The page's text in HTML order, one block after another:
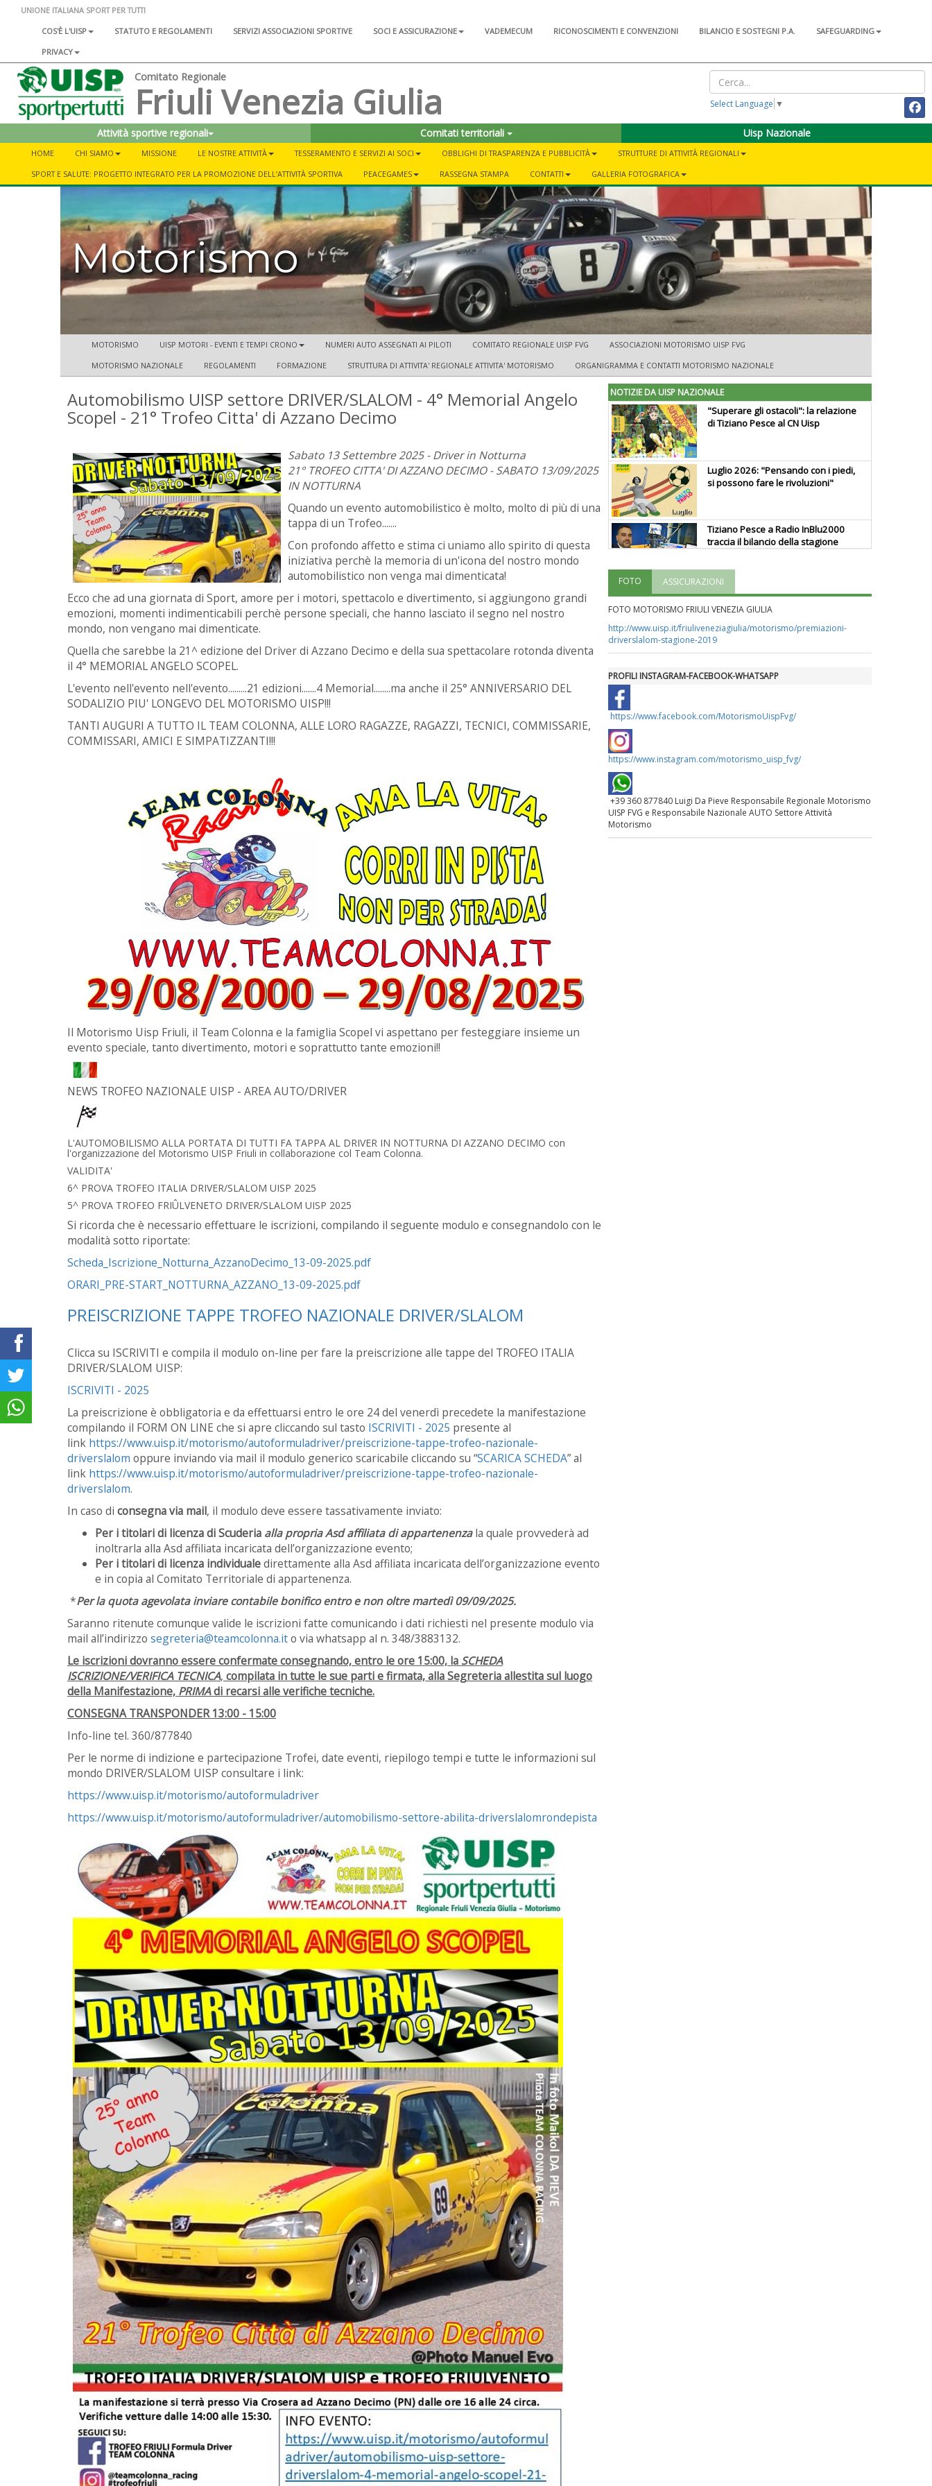
UNIONE ITALIANA SPORT PER TUTTI
COS'È L'UISP
STATUTO E REGOLAMENTI SERVIZI ASSOCIAZIONI SPORTIVE SOCI E ASSICURAZIONE VADEMECUM RICONOSCIMENTI E CONVENZIONI BILANCIO E SOSTEGNI P.A.
SAFEGUARDING
PRIVACY
Comitato Regionale
Friuli Venezia Giulia Select Language ▼
Attività sportive regionali Comitati territoriali Uisp Nazionale
HOME CHI SIAMO MISSIONE LE NOSTRE ATTIVITÀ TESSERAMENTO E SERVIZI AI SOCI OBBLIGHI DI TRASPARENZA E PUBBLICITÀ
STRUTTURE DI ATTIVITÀ REGIONALI
SPORT E SALUTE: PROGETTO INTEGRATO PER LA PROMOZIONE DELL’ATTIVITÀ SPORTIVA
PEACEGAMES RASSEGNA STAMPA CONTATTI GALLERIA FOTOGRAFICA
Motorismo
MOTORISMO UISP MOTORI - EVENTI E TEMPI CRONO NUMERI AUTO ASSEGNATI AI PILOTI COMITATO REGIONALE UISP FVG
ASSOCIAZIONI MOTORISMO UISP FVG
MOTORISMO NAZIONALE
REGOLAMENTI FORMAZIONE STRUTTURA DI ATTIVITA' REGIONALE ATTIVITA' MOTORISMO ORGANIGRAMMA E CONTATTI MOTORISMO NAZIONALE
Automobilismo UISP settore DRIVER/SLALOM - 4° Memorial Angelo
Scopel - 21° Trofeo Citta' di Azzano Decimo
Sabato 13 Settembre 2025 - Driver in Notturna
21° TROFEO CITTA' DI AZZANO DECIMO - SABATO 13/09/2025
IN NOTTURNA
Quando un evento automobilistico è molto, molto di più di una
tappa di un Trofeo.......
Con profondo affetto e stima ci uniamo allo spirito di questa
iniziativa perchè la memoria di un'icona del nostro mondo
automobilistico non venga mai dimenticata!
Ecco che ad una giornata di Sport, amore per i motori, spettacolo e divertimento, si aggiungono grandi
emozioni, momenti indimenticabili perchè persone speciali, che hanno lasciato il segno nel nostro
mondo, non vengano mai dimenticate.
Quella che sarebbe la 21^ edizione del Driver di Azzano Decimo e della sua spettacolare rotonda diventa
il 4° MEMORIAL ANGELO SCOPEL.
L'evento nell'evento nell'evento.........21 edizioni.......4 Memorial........ma anche il 25° ANNIVERSARIO DEL
SODALIZIO PIU' LONGEVO DEL MOTORISMO UISP!!!
TANTI AUGURI A TUTTO IL TEAM COLONNA, ALLE LORO RAGAZZE, RAGAZZI, TECNICI, COMMISSARIE,
COMMISSARI, AMICI E SIMPATIZZANTI!!!
Il Motorismo Uisp Friuli, il Team Colonna e la famiglia Scopel vi aspettano per festeggiare insieme un
evento speciale, tanto divertimento, motori e soprattutto tante emozioni!!
NEWS TROFEO NAZIONALE UISP - AREA AUTO/DRIVER
L'AUTOMOBILISMO ALLA PORTATA DI TUTTI FA TAPPA AL DRIVER IN NOTTURNA DI AZZANO DECIMO con
l'organizzazione del Motorismo UISP Friuli in collaborazione col Team Colonna.
VALIDITA'
6^ PROVA TROFEO ITALIA DRIVER/SLALOM UISP 2025
5^ PROVA TROFEO FRIÛLVENETO DRIVER/SLALOM UISP 2025
Si ricorda che è necessario effettuare le iscrizioni, compilando il seguente modulo e consegnandolo con le
modalità sotto riportate:
Scheda_Iscrizione_Notturna_AzzanoDecimo_13-09-2025.pdf
ORARI_PRE-START_NOTTURNA_AZZANO_13-09-2025.pdf
PREISCRIZIONE TAPPE TROFEO NAZIONALE DRIVER/SLALOM
Clicca su ISCRIVITI e compila il modulo on-line per fare la preiscrizione alle tappe del TROFEO ITALIA
DRIVER/SLALOM UISP:
ISCRIVITI - 2025
La preiscrizione è obbligatoria e da effettuarsi entro le ore 24 del venerdì precedete la manifestazione
compilando il FORM ON LINE che si apre cliccando sul tasto ISCRIVITI - 2025 presente al
link https://www.uisp.it/motorismo/autoformuladriver/preiscrizione-tappe-trofeo-nazionale-
driverslalom oppure inviando via mail il modulo generico scaricabile cliccando su “SCARICA SCHEDA” al
link https://www.uisp.it/motorismo/autoformuladriver/preiscrizione-tappe-trofeo-nazionale-
driverslalom.
In caso di consegna via mail, il modulo deve essere tassativamente inviato:
Per i titolari di licenza di Scuderia alla propria Asd affiliata di appartenenza la quale provvederà ad
inoltrarla alla Asd affiliata incaricata dell’organizzazione evento;
Per i titolari di licenza individualedirettamente alla Asd affiliata incaricata dell’organizzazione evento
e in copia al Comitato Territoriale di appartenenza.
*Per la quota agevolata inviare contabile bonifico entro e non oltre martedì 09/09/2025.
Saranno ritenute comunque valide le iscrizioni fatte comunicando i dati richiesti nel presente modulo via
mail all’indirizzo segreteria@teamcolonna.ito via whatsapp al n. 348/3883132.
Le iscrizioni dovranno essere confermate consegnando, entro le ore 15:00, la SCHEDA
ISCRIZIONE/VERIFICA TECNICA, compilata in tutte le sue parti e firmata, alla Segreteria allestita sul luogo
della Manifestazione, PRIMAdi recarsi alle verifiche tecniche.
CONSEGNA TRANSPONDER 13:00 - 15:00
Info-line tel. 360/877840
Per le norme di indizione e partecipazione Trofei, date eventi, riepilogo tempi e tutte le informazioni sul
mondo DRIVER/SLALOM UISP consultare i link:
https://www.uisp.it/motorismo/autoformuladriver
https://www.uisp.it/motorismo/autoformuladriver/automobilismo-settore-abilita-driverslalomrondepista
NOTIZIE DA UISP NAZIONALE
"Superare gli ostacoli": la relazione
di Tiziano Pesce al CN Uisp
Luglio 2026: "Pensando con i piedi,
si possono fare le rivoluzioni"
Tiziano Pesce a Radio InBlu2000
traccia il bilancio della stagione
Fondazione Terzjus: prima riunione
FOTO ASSICURAZIONI
FOTO MOTORISMO FRIULI VENEZIA GIULIA
http://www.uisp.it/friuliveneziagiulia/motorismo/premiazioni-
driverslalom-stagione-2019
PROFILI INSTAGRAM-FACEBOOK-WHATSAPP
https://www.facebook.com/MotorismoUispFvg/
https://www.instagram.com/motorismo_uisp_fvg/
+39 360 877840 Luigi Da Pieve Responsabile Regionale Motorismo
UISP FVG e Responsabile Nazionale AUTO Settore Attività
Motorismo